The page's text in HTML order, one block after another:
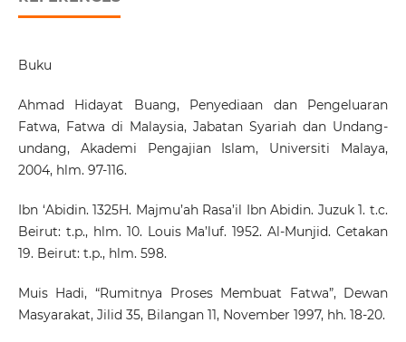
Buku
Ahmad Hidayat Buang, Penyediaan dan Pengeluaran
Fatwa, Fatwa di Malaysia, Jabatan Syariah dan Undang-
undang, Akademi Pengajian Islam, Universiti Malaya,
2004, hlm. 97-116.
Ibn ‘Abidin. 1325H. Majmu’ah Rasa’il Ibn Abidin. Juzuk 1. t.c.
Beirut: t.p., hlm. 10. Louis Ma’luf. 1952. Al-Munjid. Cetakan
19. Beirut: t.p., hlm. 598.
Muis Hadi, “Rumitnya Proses Membuat Fatwa”, Dewan
Masyarakat, Jilid 35, Bilangan 11, November 1997, hh. 18-20.